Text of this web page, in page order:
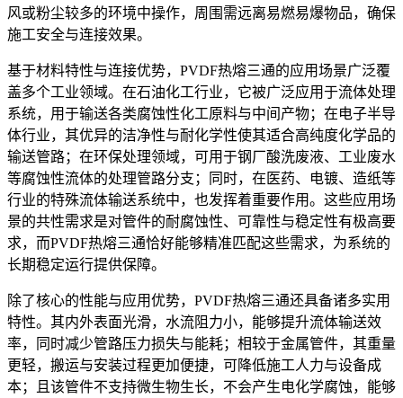
风或粉尘较多的环境中操作，周围需远离易燃易爆物品，确保
施工安全与连接效果。
基于材料特性与连接优势，PVDF热熔三通的应用场景广泛覆
盖多个工业领域。在石油化工行业，它被广泛应用于流体处理
系统，用于输送各类腐蚀性化工原料与中间产物；在电子半导
体行业，其优异的洁净性与耐化学性使其适合高纯度化学品的
输送管路；在环保处理领域，可用于钢厂酸洗废液、工业废水
等腐蚀性流体的处理管路分支；同时，在医药、电镀、造纸等
行业的特殊流体输送系统中，也发挥着重要作用。这些应用场
景的共性需求是对管件的耐腐蚀性、可靠性与稳定性有极高要
求，而PVDF热熔三通恰好能够精准匹配这些需求，为系统的
长期稳定运行提供保障。
除了核心的性能与应用优势，PVDF热熔三通还具备诸多实用
特性。其内外表面光滑，水流阻力小，能够提升流体输送效
率，同时减少管路压力损失与能耗；相较于金属管件，其重量
更轻，搬运与安装过程更加便捷，可降低施工人力与设备成
本；且该管件不支持微生物生长，不会产生电化学腐蚀，能够